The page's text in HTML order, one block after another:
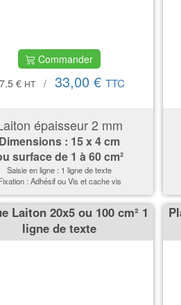
Commander
€ HT / 33,00 € TTC
épaisseur 2 mm
Dimensions : 15 x 4 cm
surface de 1 à 60 cm²
Saisie en ligne : 1 ligne de texte
: Adhésif ou Vis et cache vis
Laiton 20x5 ou 100 cm² 1
ligne de texte